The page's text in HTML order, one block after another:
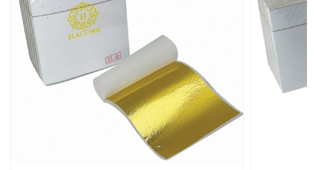
Bước 4: Vệ sinh những điểm vừa được dát vàng, sử dụng
các dụng cụ sau: cọ, súng xịt hơi, tăm...
Bước 5
: Phun/quét phủ bảo vệ lớp dát vàng